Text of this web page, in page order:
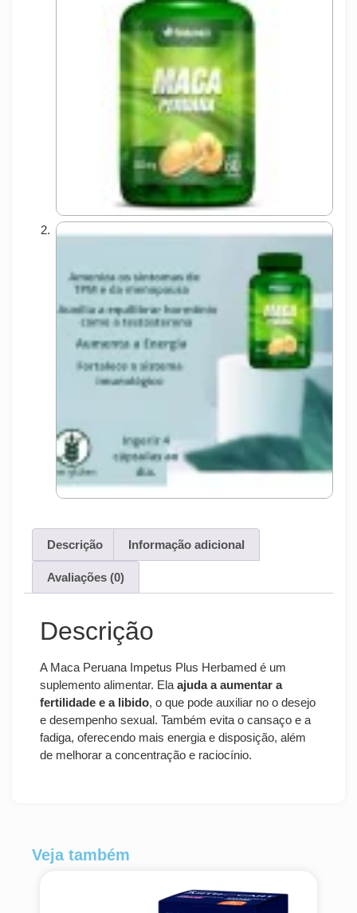
Descrição Informação adicional
Avaliações (0)
Descrição
A Maca Peruana Impetus Plus Herbamed é um
suplemento alimentar. Ela ajuda a aumentar a
fertilidade e a libido, o que pode auxiliar no o desejo
e desempenho sexual. Também evita o cansaço e a
fadiga, oferecendo mais energia e disposição, além
de melhorar a concentração e raciocínio.
Veja também